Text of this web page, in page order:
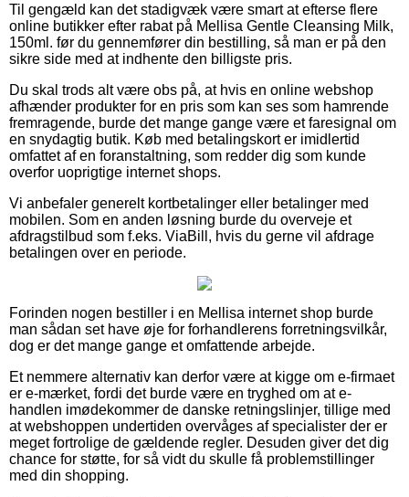
Til gengæld kan det stadigvæk være smart at efterse flere
online butikker efter rabat på Mellisa Gentle Cleansing Milk,
150ml. før du gennemfører din bestilling, så man er på den
sikre side med at indhente den billigste pris.
Du skal trods alt være obs på, at hvis en online webshop
afhænder produkter for en pris som kan ses som hamrende
fremragende, burde det mange gange være et faresignal om
en snydagtig butik. Køb med betalingskort er imidlertid
omfattet af en foranstaltning, som redder dig som kunde
overfor uoprigtige internet shops.
Vi anbefaler generelt kortbetalinger eller betalinger med
mobilen. Som en anden løsning burde du overveje et
afdragstilbud som f.eks. ViaBill, hvis du gerne vil afdrage
betalingen over en periode.
Forinden nogen bestiller i en Mellisa internet shop burde
man sådan set have øje for forhandlerens forretningsvilkår,
dog er det mange gange et omfattende arbejde.
Et nemmere alternativ kan derfor være at kigge om e-firmaet
er e-mærket, fordi det burde være en tryghed om at e-
handlen imødekommer de danske retningslinjer, tillige med
at webshoppen undertiden overvåges af specialister der er
meget fortrolige de gældende regler. Desuden giver det dig
chance for støtte, for så vidt du skulle få problemstillinger
med din shopping.